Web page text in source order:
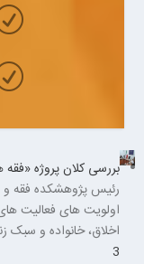
بررسی کلان پروژه
رئیس پژوهشکده فقه
اولویت های فعالیت
اخلاق، خانواده و سبک
3